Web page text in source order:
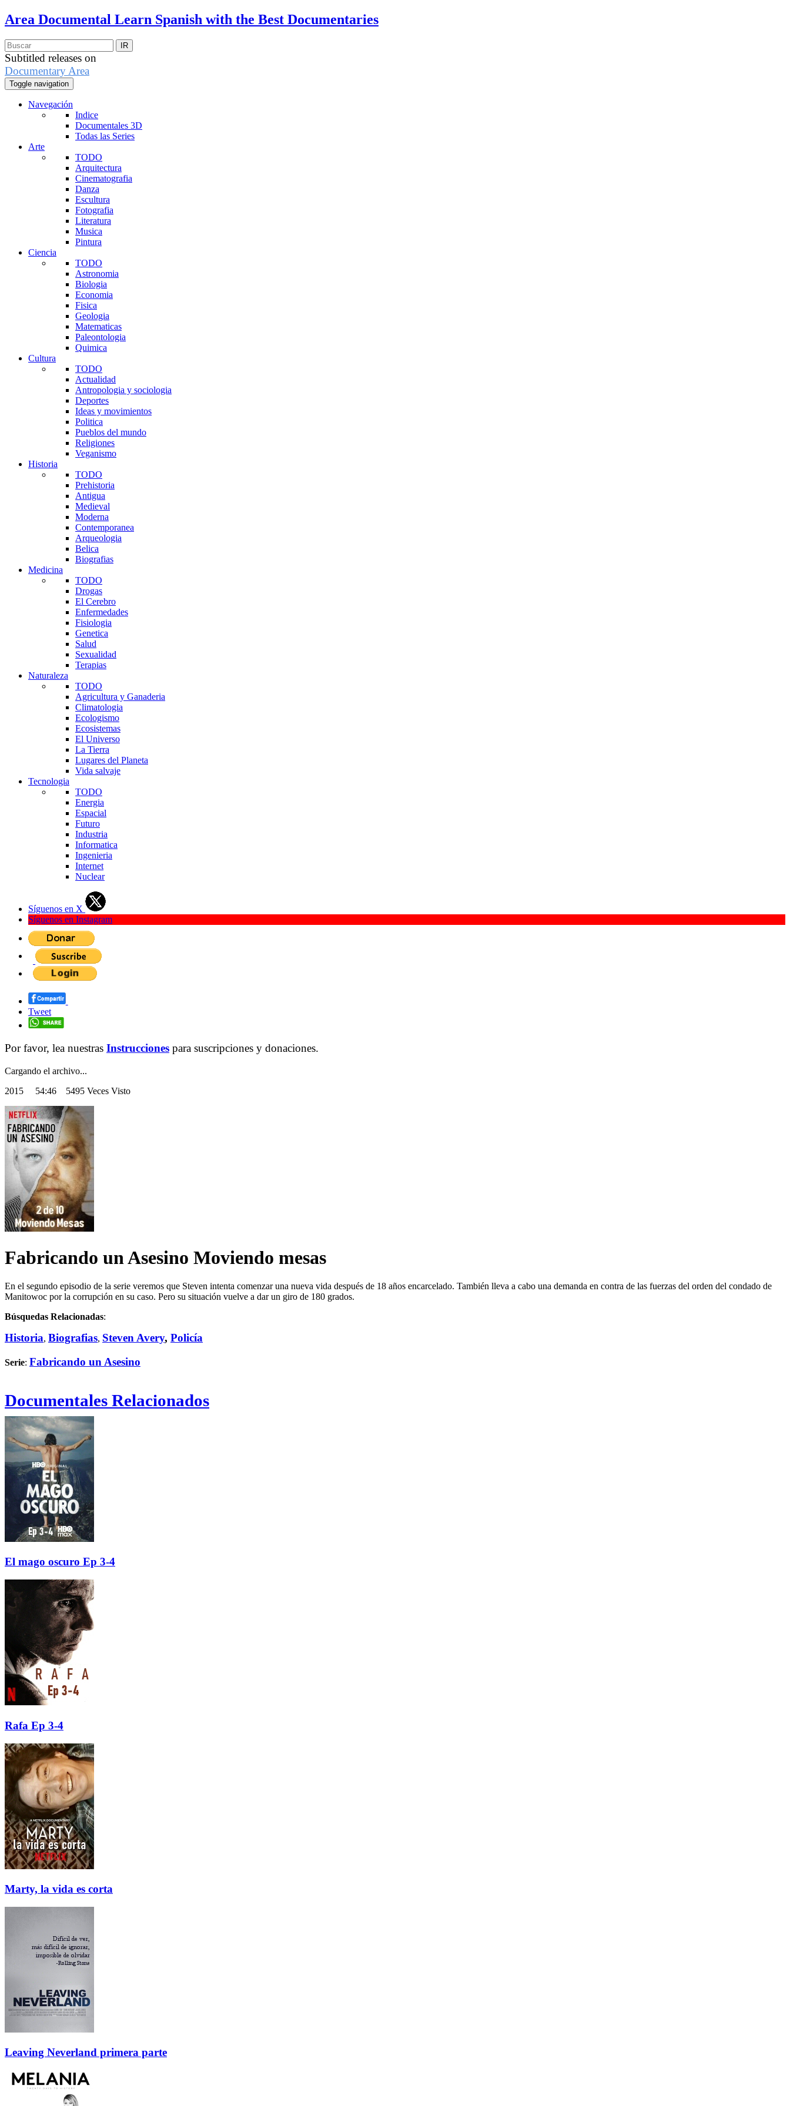
Area Documental Learn Spanish with the Best Documentaries
Subtitled releases on
Documentary Area
Toggle navigation
Navegación
Indice
Documentales 3D
Todas las Series
Arte
TODO
Arquitectura
Cinematografia
Danza
Escultura
Fotografia
Literatura
Musica
Pintura
Ciencia
TODO
Astronomia
Biologia
Economia
Fisica
Geologia
Matematicas
Paleontologia
Quimica
Cultura
TODO
Actualidad
Antropologia y sociologia
Deportes
Ideas y movimientos
Politica
Pueblos del mundo
Religiones
Veganismo
Historia
TODO
Prehistoria
Antigua
Medieval
Moderna
Contemporanea
Arqueologia
Belica
Biografias
Medicina
TODO
Drogas
El Cerebro
Enfermedades
Fisiologia
Genetica
Salud
Sexualidad
Terapias
Naturaleza
TODO
Agricultura y Ganaderia
Climatologia
Ecologismo
Ecosistemas
El Universo
La Tierra
Lugares del Planeta
Vida salvaje
Tecnologia
TODO
Energia
Espacial
Futuro
Industria
Informatica
Ingenieria
Internet
Nuclear
Síguenos en X
Síguenos en Instagram
Tweet
Por favor, lea nuestras Instrucciones para suscripciones y donaciones.
Cargando el archivo...
2015 54:46 5495 Veces Visto
Fabricando un Asesino Moviendo mesas
En el segundo episodio de la serie veremos que Steven intenta comenzar una nueva vida después de 18 años encarcelado. También lleva a cabo una demanda en contra de las fuerzas del orden del condado de
Manitowoc por la corrupción en su caso. Pero su situación vuelve a dar un giro de 180 grados.
Búsquedas Relacionadas:
Historia, Biografias, Steven Avery, Policía
Serie: Fabricando un Asesino
Documentales Relacionados
El mago oscuro Ep 3-4
Rafa Ep 3-4
Marty, la vida es corta
Leaving Neverland primera parte